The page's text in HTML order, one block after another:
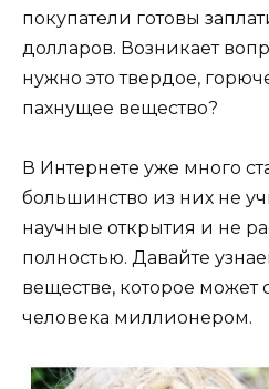
покупатели готовы
долларов. Возникает
нужно это твердое,
пахнущее вещество?
В Интернете уже много
большинство из них не
научные открытия и не
полностью. Давайте
веществе, которое может
человека миллионером.